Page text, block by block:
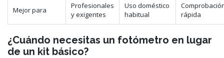
Mejor para
Profesionales
y exigentes
Uso doméstico
habitual
rápida
¿Cuándo necesitas un fotómetro en lugar
de un kit básico?